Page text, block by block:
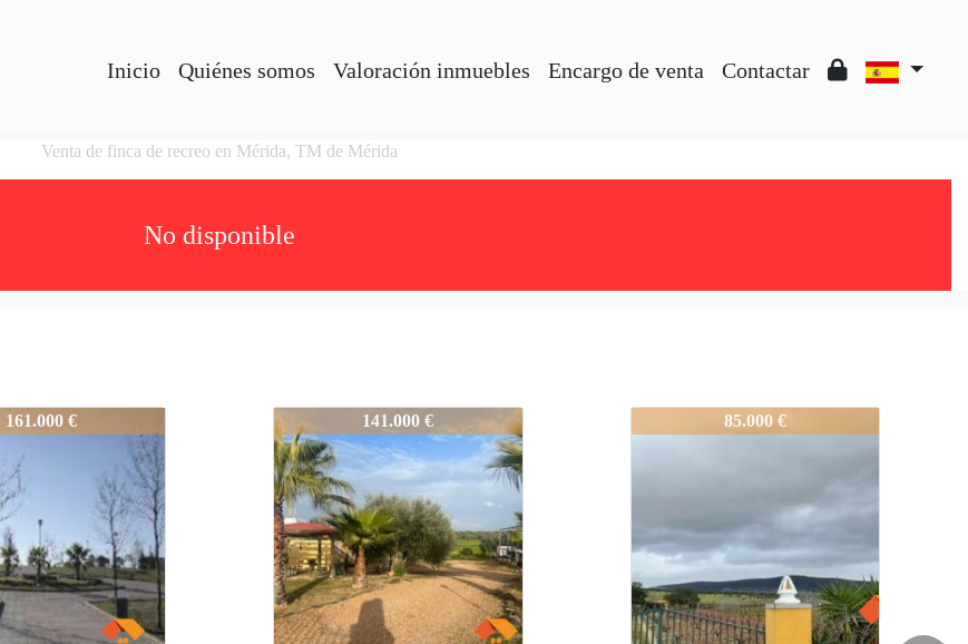
Inicio Quiénes somos Valoración inmuebles Encargo de venta Contactar
Venta de finca de recreo en Mérida, TM de Mérida
No disponible
161.000 € 1769-Espectacular_Finca_de_Rec
141.000 € 1769-Espectacular_Finca_de_Rec
85.000 €